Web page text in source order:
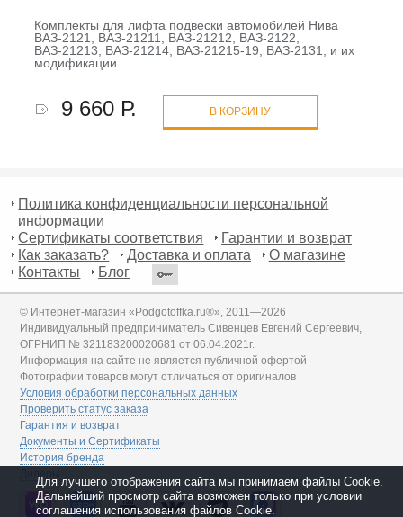
Комплекты для лифта подвески автомобилей Нива
ВАЗ-2121, ВАЗ-21211, ВАЗ-21212, ВАЗ-2122,
ВАЗ-21213, ВАЗ-21214, ВАЗ-21215-19, ВАЗ-2131, и их
модификации.
9 660 Р. В КОРЗИНУ
Политика конфиденциальности персональной
информации
Сертификаты соответствия
Гарантии и возврат
Как заказать?
Доставка и оплата
О магазине
Контакты
Блог
© Интернет-магазин «Podgotoffka.ru®», 2011—2026
Индивидуальный предприниматель Сивенцев Евгений Сергеевич,
ОГРНИП № 321183200020681 от 06.04.2021г.
Информация на сайте не является публичной офертой
Фотографии товаров могут отличаться от оригиналов
Условия обработки персональных данных
Проверить статус заказа
Гарантия и возврат
Документы и Сертификаты
История бренда
Дилеры
Для лучшего отображения сайта мы принимаем файлы Cookie.
Дальнейший просмотр сайта возможен только при условии
соглашения использования файлов Cookie.